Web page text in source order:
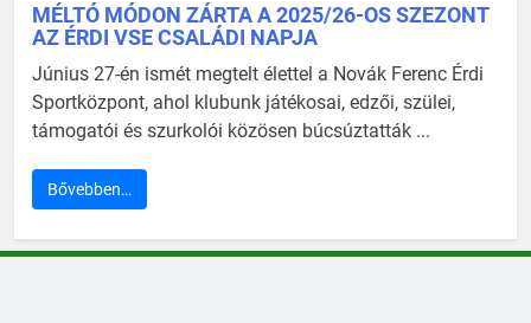
MÉLTÓ MÓDON ZÁRTA A 2025/26-OS SZEZONT
AZ ÉRDI VSE CSALÁDI NAPJA
Június 27-én ismét megtelt élettel a Novák Ferenc Érdi
Sportközpont, ahol klubunk játékosai, edzői, szülei,
támogatói és szurkolói közösen búcsúztatták ...
Bővebben…